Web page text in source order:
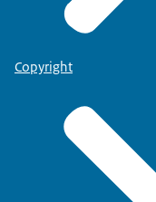
Copyright